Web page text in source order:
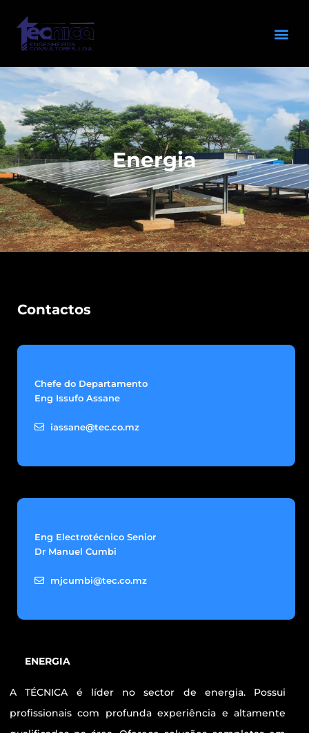
Energia
Contactos
Chefe do Departamento
Eng Issufo Assane
iassane@tec.co.mz
Eng Electrotécnico Senior
Dr Manuel Cumbi
mjcumbi@tec.co.mz
ENERGIA
A TÉCNICA é líder no sector de energia. Possui
profissionais com profunda experiência e altamente